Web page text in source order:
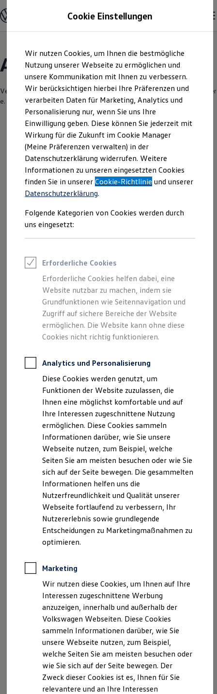
Hauptinhalt
springen
Footer
springen
Modelle & Konfigurator
Nutzfahrzeugkategorien entdecken
Modelle konfigurieren
Vorgängermodelle und Oldtimer
Vorgängermodelle
Oldtimer
Bulli Historie
Branchenlösungen & Gewerbekunden
Umbaulösungen und Hersteller finden
Auf- und Umbauten entdecken & konfigurieren
Groß- und Sonderkunden
Großkunden
Kommunen & Behörden
Journalisten
Sportvereine
Branchenlösungen
Bau & Handwerk
Gewerbliche Personenbeförderung
Service & mobile Werkstätten
Kurier, Logistik & Handel
Kühlfahrzeuge
Feuerwehr
ONE Business ID Vorteile
Fahrzeuge online kaufen
Digitaler Marktplatz
Kauf & Finanzierung
Online-Fahrzeugbewertung
Aktionen & Angebote
E-Auto-Förderung
Für Privatkunden
Für Gewerbekunden
Profi Paket
ProfiPartner für Gebrauchtwagen
Finanzierung
Für Privatkunden
Für Gewerbekunden
Leasing
Für Privatkunden
Für Gewerbekunden
Versicherungen & Garantien
Garantien
Kfz-Versicherung für Nutzfahrzeuge
Restschuldversicherung
Wartungsverträge
Besitzer & Service
Reparatur & Service
Sommer-Special
Reparatur, Pflege & Inspektion
Servicetermin anfragen
Service-Vorteile bei Volkswagen Nutzfahrzeuge
ServicePlus
Economy Service
Räder & Reifen Service
Notdienst und Pannenhilfe
Software, Konnektivität & Apps
California App
VW Connect für Ihren ID. Buzz
VW Connect für Ihren Transporter/Caravelle
VW Connect für Ihren Amarok
VW Connect für andere Modelle
Connect Pro
Fleet Interface Data
Multistop Pathfinder
Übersicht Software Updates
Digitales Bordbuch
Fahrerassistenz- und Sicherheitssysteme
Kontrollleuchten
Angebote & Über uns
Verantwortlich für die Inhalte auf dieser Seite ist die Autohaus Silberbauer
e. K.
Impressum & Rechtliches)
Leider haben wir im Moment keine
aktuellen Angebote
Ihre nächsten
Probefahrt
Beratung
Angebote
Servicetermin anfragen
IhreAnsprechpartner
+49 9941 94580
Johann Iglhaut
Verkaufsberater Neu- und Gebrauchtwagen
+49 (0) 9941 / 94 58 - 13
E-Mail schreiben
Cookie Einstellungen
Wir nutzen Cookies, um Ihnen die bestmögliche
Nutzung unserer Webseite zu ermöglichen und
unsere Kommunikation mit Ihnen zu verbessern.
Wir berücksichtigen hierbei Ihre Präferenzen und
verarbeiten Daten für Marketing, Analytics und
Personalisierung nur, wenn Sie uns Ihre
Einwilligung geben. Diese können Sie jederzeit mit
Wirkung für die Zukunft im Cookie Manager
(Meine Präferenzen verwalten) in der
Datenschutzerklärung widerrufen. Weitere
Informationen zu unseren eingesetzten Cookies
finden Sie in unsererCookie-Richtlinie und unserer
Datenschutzerklärung.
Folgende Kategorien von Cookies werden durch
uns eingesetzt:
Erforderliche Cookies
Erforderliche Cookies helfen dabei, eine
Website nutzbar zu machen, indem sie
Grundfunktionen wie Seitennavigation und
Zugriff auf sichere Bereiche der Website
ermöglichen. Die Website kann ohne diese
Cookies nicht richtig funktionieren.
Analytics und Personalisierung
Diese Cookies werden genutzt, um
Funktionen der Website zuzulassen, die
Ihnen eine möglichst komfortable und auf
Ihre Interessen zugeschnittene Nutzung
ermöglichen. Diese Cookies sammeln
Informationen darüber, wie Sie unsere
Webseite nutzen, zum Beispiel, welche
Seiten Sie am meisten besuchen oder wie Sie
sich auf der Seite bewegen. Die gesammelten
Informationen helfen uns die
Nutzerfreundlichkeit und Qualität unserer
Webseite fortlaufend zu verbessern, Ihr
Nutzererlebnis sowie grundlegende
Entscheidungen zu Marketingmaßnahmen zu
optimieren.
Marketing
Wir nutzen diese Cookies, um Ihnen auf Ihre
Interessen zugeschnittene Werbung
anzuzeigen, innerhalb und außerhalb der
Volkswagen Webseiten. Diese Cookies
sammeln Informationen darüber, wie Sie
unsere Webseite nutzen, zum Beispiel,
welche Seiten Sie am meisten besuchen oder
wie Sie sich auf der Seite bewegen. Der
Zweck dieser Cookies ist es, Ihnen für Sie
relevantere und an Ihre Interessen